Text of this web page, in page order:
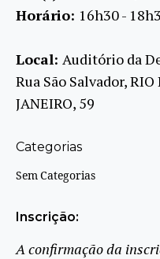
Horário: 16h30 -
Local: Auditório da
Rua São Salvador, RIO
JANEIRO, 59
Categorias
Sem Categorias
Inscrição:
A confirmação da